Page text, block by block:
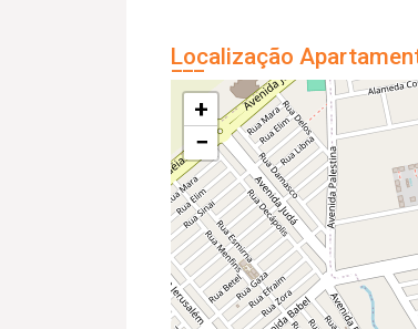
Localização
+
−